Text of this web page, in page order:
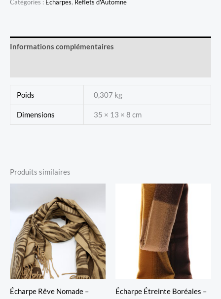
Catégories : Écharpes, Reflets d'Automne
Informations complémentaires
Poids 0,307 kg
Dimensions 35 × 13 × 8 cm
Produits similaires
Écharpe Rêve Nomade –
Écharpe Étreinte Boréales –